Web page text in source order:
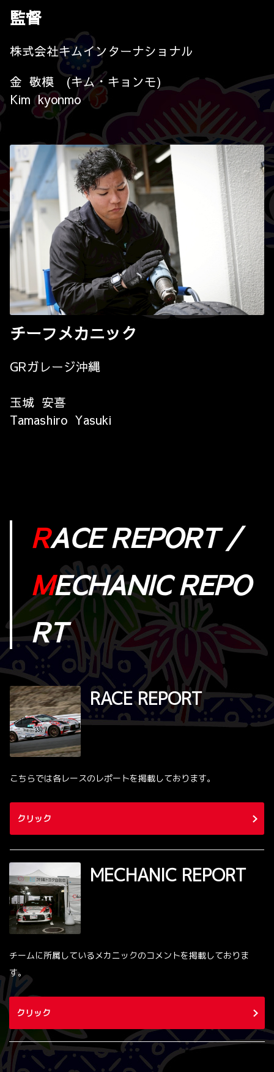
監督
株式会社キムインターナショナル
金 敬模 (キム・キョンモ)
Kim kyonmo
チーフメカニック
GRガレージ沖縄
玉城 安喜
Tamashiro Yasuki
RACE REPORT /
MECHANIC REPO
RT
RACE REPORT
こちらでは各レースのレポートを掲載しております。
クリック
MECHANIC REPORT
チームに所属しているメカニックのコメントを掲載しておりま
す。
クリック